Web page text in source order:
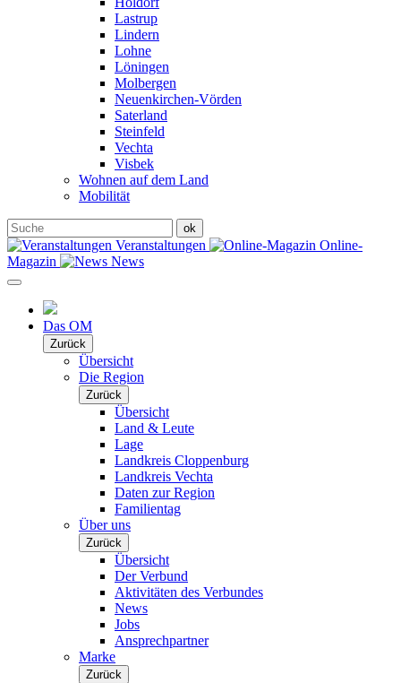
Lastrup
Lindern
Lohne
Löningen
Molbergen
Neuenkirchen-Vörden
Saterland
Steinfeld
Vechta
Visbek
Wohnen auf dem Land
Mobilität
Veranstaltungen
Online-
Magazin
News
Das OM
Zurück
Übersicht
Die Region
Zurück
Übersicht
Land & Leute
Lage
Landkreis Cloppenburg
Landkreis Vechta
Daten zur Region
Familientag
Über uns
Zurück
Übersicht
Der Verbund
Aktivitäten des Verbundes
News
Jobs
Ansprechpartner
Marke
Zurück